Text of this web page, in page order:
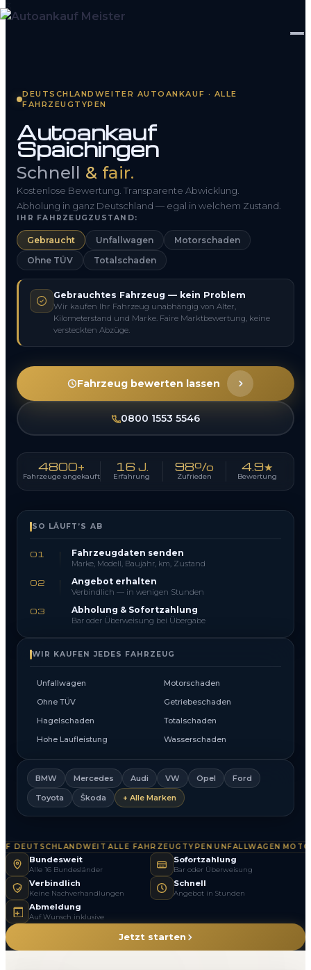
So funktioniert’s
Kontakt
FAQ
0800 1553 5546
DEUTSCHLANDWEITER AUTOANKAUF · ALLE
FAHRZEUGTYPEN
Autoankauf
Spaichingen
Schnell & fair.
Kostenlose Bewertung. Transparente Abwicklung.
Abholung in ganz Deutschland — egal in welchem Zustand.
IHR FAHRZEUGZUSTAND:
Gebraucht Unfallwagen
Motorschaden
Ohne TÜV
Totalschaden
Gebrauchtes Fahrzeug — kein Problem
Wir kaufen Ihr Fahrzeug unabhängig von Alter,
Kilometerstand und Marke. Faire Marktbewertung, keine
versteckten Abzüge.
Fahrzeug bewerten lassen
0800 1553 5546
4800+
Fahrzeuge angekauft
16 J.
Erfahrung
98%
Zufrieden
4.9★
Bewertung
SO LÄUFT’S AB
01 Fahrzeugdaten senden
Marke, Modell, Baujahr, km, Zustand
02 Angebot erhalten
Verbindlich — in wenigen Stunden
03 Abholung & Sofortzahlung
Bar oder Überweisung bei Übergabe
WIR KAUFEN JEDES FAHRZEUG
Unfallwagen
Motorschaden
Ohne TÜV
Getriebeschaden
Hagelschaden
Totalschaden
Hohe Laufleistung
Wasserschaden
BMW Mercedes Audi VW Opel
Ford
Toyota
Škoda + Alle Marken
DEUTSCHLANDWEIT·ALLE FAHRZEUGTYPEN·UNFALLWAGEN·
Bundesweit
Alle 16 Bundesländer
Sofortzahlung
Bar oder Überweisung
Verbindlich
Keine Nachverhandlungen
Schnell
Angebot in Stunden
Abmeldung
Auf Wunsch inklusive
Jetzt starten